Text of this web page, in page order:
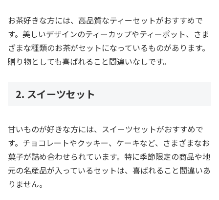
お茶好きな方には、高品質なティーセットがおすすめで
す。美しいデザインのティーカップやティーポット、さま
ざまな種類のお茶がセットになっているものがあります。
贈り物としても喜ばれること間違いなしです。
2. スイーツセット
甘いものが好きな方には、スイーツセットがおすすめで
す。チョコレートやクッキー、ケーキなど、さまざまなお
菓子が詰め合わせられています。特に季節限定の商品や地
元の名産品が入っているセットは、喜ばれること間違いあ
りません。